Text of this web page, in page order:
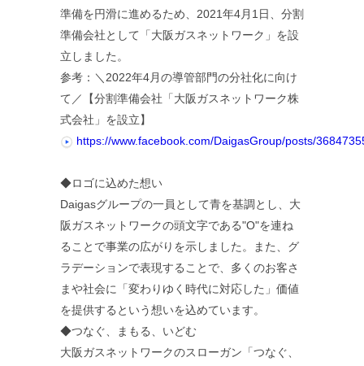
準備を円滑に進めるため、2021年4月1日、分割
準備会社として「大阪ガスネットワーク」を設
立しました。
参考：＼2022年4月の導管部門の分社化に向け
て／【分割準備会社「大阪ガスネットワーク株
式会社」を設立】
https://www.facebook.com/DaigasGroup/posts/
◆ロゴに込めた想い
Daigasグループの一員として青を基調とし、大
阪ガスネットワークの頭文字である"О"を連ね
ることで事業の広がりを示しました。また、グ
ラデーションで表現することで、多くのお客さ
まや社会に「変わりゆく時代に対応した」価値
を提供するという想いを込めています。
◆つなぐ、まもる、いどむ
大阪ガスネットワークのスローガン「つなぐ、